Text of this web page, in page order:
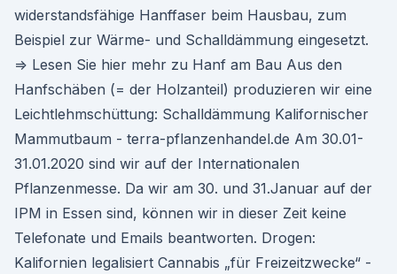
widerstandsfähige Hanffaser beim Hausbau, zum
Beispiel zur Wärme- und Schalldämmung eingesetzt.
⇒ Lesen Sie hier mehr zu Hanf am Bau Aus den
Hanfschäben (= der Holzanteil) produzieren wir eine
Leichtlehmschüttung: Schalldämmung Kalifornischer
Mammutbaum - terra-pflanzenhandel.de Am 30.01-
31.01.2020 sind wir auf der Internationalen
Pflanzenmesse. Da wir am 30. und 31.Januar auf der
IPM in Essen sind, können wir in dieser Zeit keine
Telefonate und Emails beantworten. Drogen:
Kalifornien legalisiert Cannabis „für Freizeitzwecke“ -